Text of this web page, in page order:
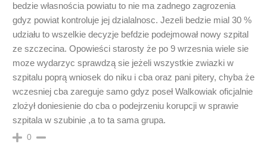
bedzie własnościa powiatu to nie ma zadnego zagrozenia
gdyz powiat kontroluje jej dzialalnosc. Jezeli bedzie mial 30 %
udziału to wszelkie decyzje befdzie podejmował nowy szpital
ze szczecina. Opowieści starosty że po 9 wrzesnia wiele sie
moze wydarzyc sprawdzą sie jeżeli wszystkie zwiazki w
szpitalu poprą wniosek do niku i cba oraz pani pitery, chyba że
wczesniej cba zareguje samo gdyz poseł Walkowiak oficjalnie
zlożył doniesienie do cba o podejrzeniu korupcji w sprawie
szpitala w szubinie ,a to ta sama grupa.
0